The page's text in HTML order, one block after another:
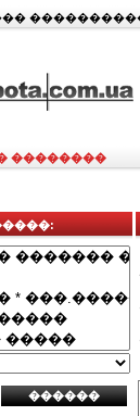
��������